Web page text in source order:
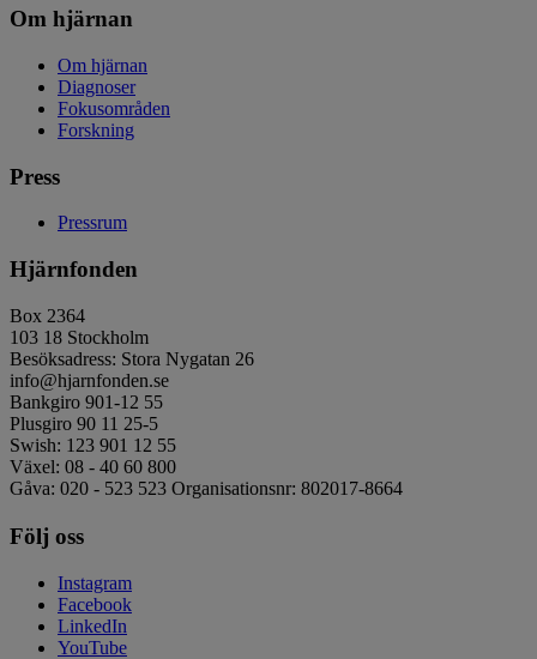
Om hjärnan
Om hjärnan
Diagnoser
Fokusområden
Forskning
Press
Pressrum
Hjärnfonden
Box 2364
103 18 Stockholm
Besöksadress: Stora Nygatan 26
info@hjarnfonden.se
Bankgiro 901-12 55
Plusgiro 90 11 25-5
Swish: 123 901 12 55
Växel: 08 - 40 60 800
Gåva: 020 - 523 523 Organisationsnr: 802017-8664
Följ oss
Instagram
Facebook
LinkedIn
YouTube